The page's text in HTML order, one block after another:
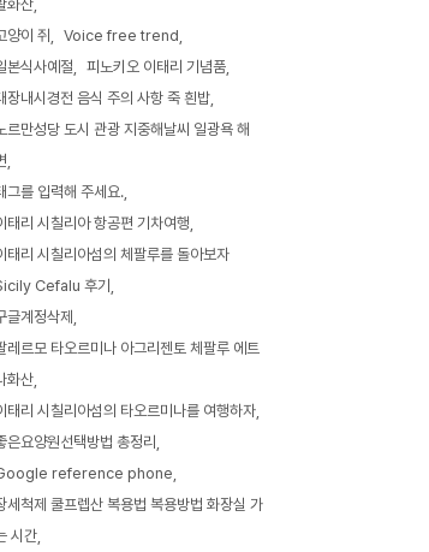
화산
양이 쥐
Voice free trend
본식사예절
피노키오 이태리 기념품
장내시경전 음식 주의 사항 죽 흰밥
르만성당 도시 관광 지중해날씨 일광욕 해
그를 입력해 주세요.
태리 시칠리아 항공편 기차여행
태리 시칠리아섬의 체팔루를 돌아보자
Cefalu 후기
글계정삭제
레르모 타오르미나 아그리젠토 체팔루 에트
화산
태리 시칠리아섬의 타오르미나를 여행하자
은요양원선택방법 총정리
reference phone
세척제 쿨프렙산 복용법 복용방법 화장실 가
시간